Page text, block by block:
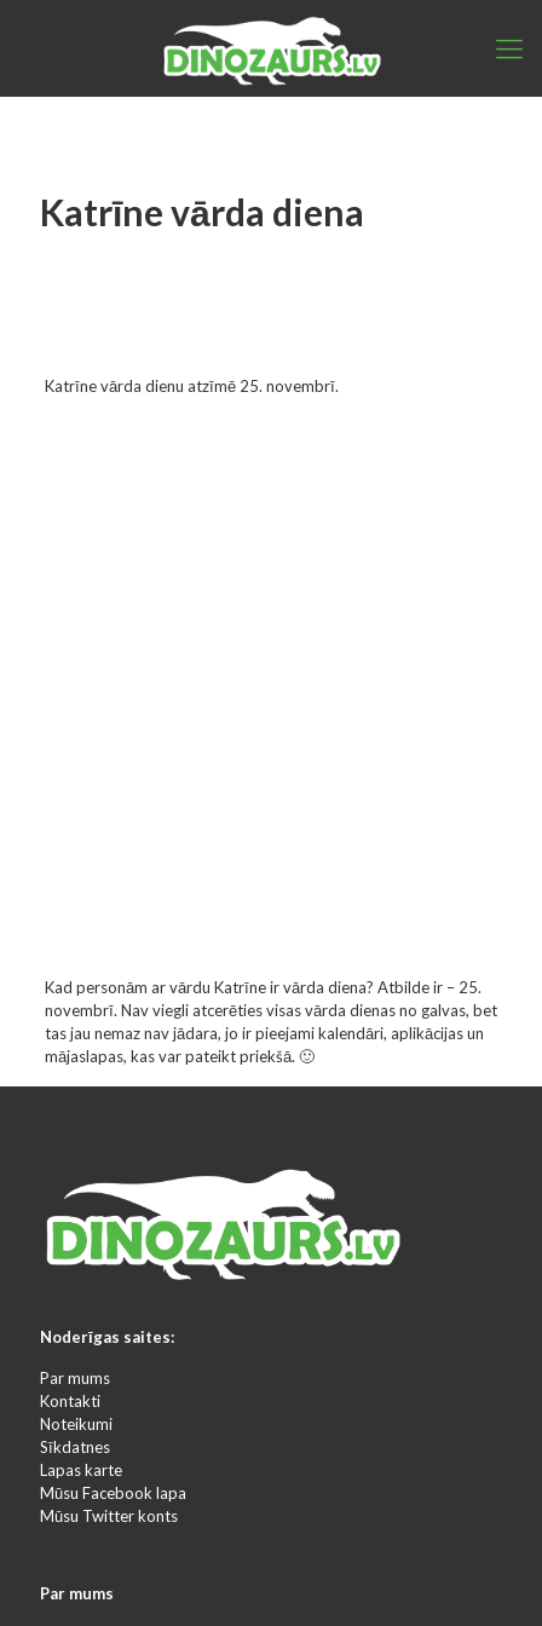
Katrīne vārda diena
Katrīne vārda dienu atzīmē 25. novembrī.
Kad personām ar vārdu Katrīne ir vārda diena? Atbilde ir – 25.
novembrī. Nav viegli atcerēties visas vārda dienas no galvas, bet
tas jau nemaz nav jādara, jo ir pieejami kalendāri, aplikācijas un
mājaslapas, kas var pateikt priekšā. 🙂
Noderīgas saites:
Par mums
Kontakti
Noteikumi
Sīkdatnes
Lapas karte
Mūsu Facebook lapa
Mūsu Twitter konts
Par mums